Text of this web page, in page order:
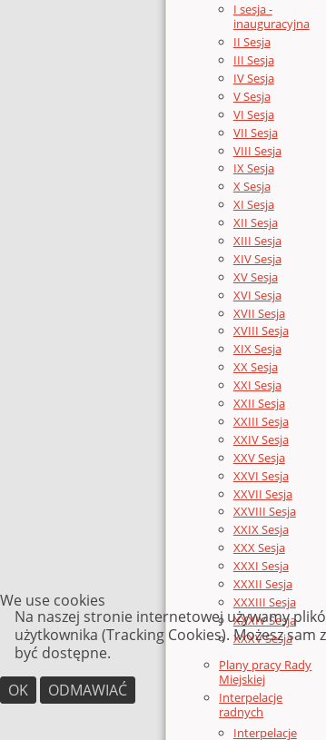
I sesja -
inauguracyjna
II Sesja
III Sesja
IV Sesja
V Sesja
VI Sesja
VII Sesja
VIII Sesja
IX Sesja
X Sesja
XI Sesja
XII Sesja
XIII Sesja
XIV Sesja
XV Sesja
XVI Sesja
XVII Sesja
XVIII Sesja
XIX Sesja
XX Sesja
XXI Sesja
XXII Sesja
XXIII Sesja
XXIV Sesja
XXV Sesja
XXVI Sesja
XXVII Sesja
XXVIII Sesja
XXIX Sesja
XXX Sesja
XXXI Sesja
XXXII Sesja
XXXIII Sesja
XXXIV Sesja
XXXV Sesja
Plany pracy Rady
Miejskiej
Interpelacje
radnych
Interpelacje
We use cookies
Na naszej stronie internetowej używamy
użytkownika (Tracking Cookies). Możesz
być dostępne.
OK
ODMAWIAĆ